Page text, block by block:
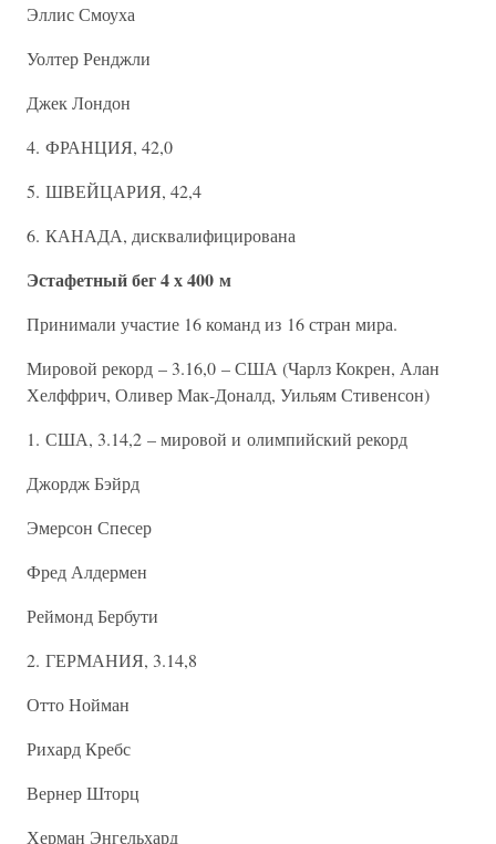
Эллис Смоуха
Уолтер Ренджли
Джек Лондон
4. ФРАНЦИЯ, 42,0
5. ШВЕЙЦАРИЯ, 42,4
6. КАНАДА, дисквалифицирована
Эстафетный бег 4 х 400 м
Принимали участие 16 команд из 16 стран мира.
Мировой рекорд – 3.16,0 – США (Чарлз Кокрен, Алан
Хелффрич, Оливер Мак-Доналд, Уильям Стивенсон)
1. США, 3.14,2 – мировой и олимпийский рекорд
Джордж Бэйрд
Эмерсон Спесер
Фред Алдермен
Реймонд Бербути
2. ГЕРМАНИЯ, 3.14,8
Отто Нойман
Рихард Кребс
Вернер Шторц
Херман Энгельхард